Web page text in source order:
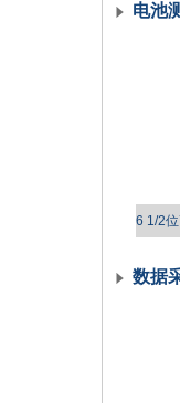
电池
数据